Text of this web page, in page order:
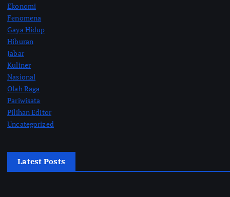
Ekonomi
Fenomena
Gaya Hidup
Hiburan
Jabar
Kuliner
Nasional
Olah Raga
Pariwisata
Pilihan Editor
Uncategorized
Latest Posts